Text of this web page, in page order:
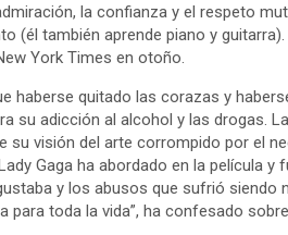
la confianza y el respeto
(él también aprende piano y
York Times en otoño.
haberse quitado las corazas y
su adicción al alcohol y las drogas.
su visión del arte corrompido por el
Gaga ha abordado en la película
y los abusos que sufrió siendo
para toda la vida”, ha confesado